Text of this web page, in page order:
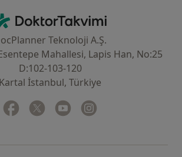
DoktorTakvimi - Ana Sayfa
Teknoloji A.Ş.
Mahallesi, Lapis Han, No:25
D:102-103-120
Kartal İstanbul, Türkiye
Facebook
yeni bir sekmede açılır
Twitter
yeni bir sekmede açılır
Youtube
yeni bir sekmede açılır